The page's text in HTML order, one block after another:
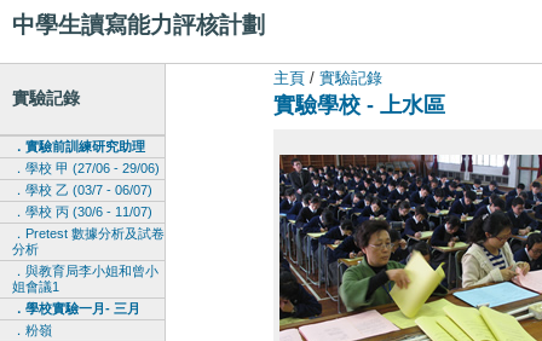
中學生讀寫能力評核計劃
主頁/ 實驗記錄
實驗學校 - 上水區
實驗記錄
．實驗前訓練研究助理
．學校 甲 (27/06 - 29/06)
．學校 乙 (03/7 - 06/07)
．學校 丙 (30/6 - 11/07)
．Pretest 數據分析及試卷
分析
．與教育局李小姐和曾小
姐會議1
．學校實驗一月- 三月
．粉嶺